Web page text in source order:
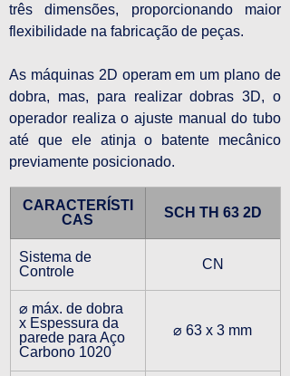
três dimensões, proporcionando maior
flexibilidade na fabricação de peças.
As máquinas 2D operam em um plano de
dobra, mas, para realizar dobras 3D, o
operador realiza o ajuste manual do tubo
até que ele atinja o batente mecânico
previamente posicionado.
CARACTERÍSTI
CAS
SCH TH 63 2D
Sistema de
Controle
CN
⌀ máx. de dobra
x Espessura da
parede para Aço
Carbono 1020
⌀ 63 x 3 mm